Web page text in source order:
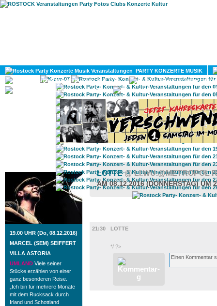
PARTY KONZERTE MUSIK
KULTUR
GAY
ROSTOCK TAGESTIPP
19.00 UHR (Do, 08.12.2016)
MARCEL (SEM) SEIFFERT
VILLA ASTORIA
UMLAND Viele seiner
Stücke erzählen von einer
ganz besonderen Reise.
„Ich bin für mehrere Monate
mit dem Rucksack durch
Irland und Schottland
LOTTE@ LI.WU.@METROPOL
AM 08.12.2016 (DONNERSTAG) UM
21:30
LOTTE
*/ ?>